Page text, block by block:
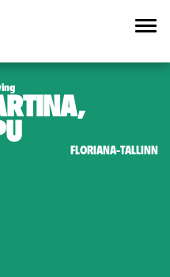
FLORIANA-TALLINN